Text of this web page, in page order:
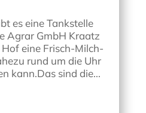
es eine Tankstelle
Agrar GmbH Kraatz
eine Frisch-Milch-
rund um die Uhr
kann.Das sind die...